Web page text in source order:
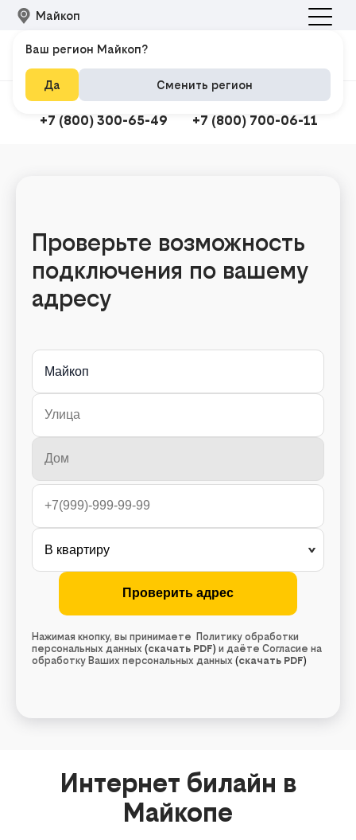
Майкоп
Подключить интернет
+7 (800) 300-65-49
Техподдержка
+7 (800) 700-06-11
Проверьте возможность
подключения по вашему
адресу
Майкоп
Нажимая кнопку, вы принимаете Политику обработки
персональных данных (скачать PDF) и даёте Согласие на
обработку Ваших персональных данных (скачать PDF)
Интернет билайн в
Майкопе
Ваш регион Майкоп?
Да Сменить регион